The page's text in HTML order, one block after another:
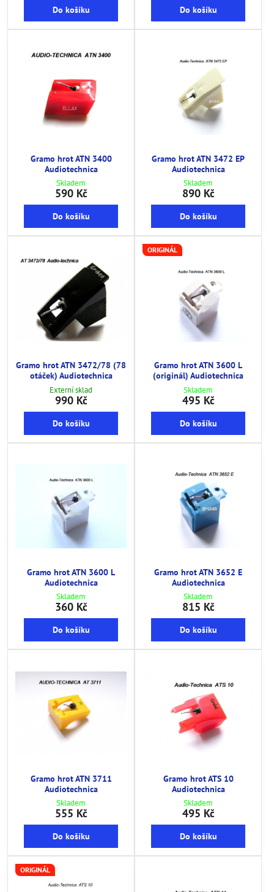
Do košíku Do košíku
Gramo hrot ATN 3400
Audiotechnica
Skladem
590 Kč
Do košíku
Gramo hrot ATN 3472 EP
Audiotechnica
Skladem
890 Kč
Do košíku
Gramo hrot ATN 3472/78 (78
otáček) Audiotechnica
Externí sklad
990 Kč
Do košíku
ORIGINÁL
Gramo hrot ATN 3600 L
(originál) Audiotechnica
Skladem
495 Kč
Do košíku
Gramo hrot ATN 3600 L
Audiotechnica
Skladem
360 Kč
Do košíku
Gramo hrot ATN 3652 E
Audiotechnica
Skladem
815 Kč
Do košíku
Gramo hrot ATN 3711
Audiotechnica
Skladem
555 Kč
Do košíku
Gramo hrot ATS 10
Audiotechnica
Skladem
495 Kč
Do košíku
ORIGINÁL